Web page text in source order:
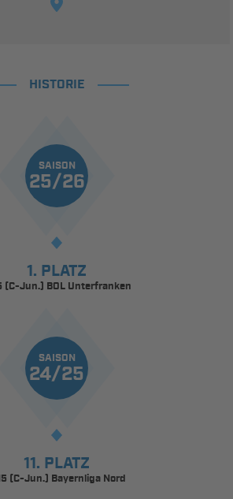
HISTORIE
SAISON
25/26
1. PLATZ
(C-Jun.) BOL Unterfranken
SAISON
24/25
11. PLATZ
(C-Jun.) Bayernliga Nord